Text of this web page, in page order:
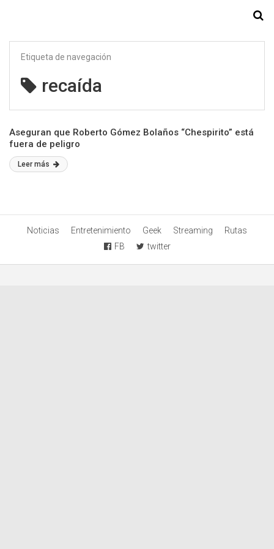
Etiqueta de navegación
recaída
Aseguran que Roberto Gómez Bolaños “Chespirito” está
fuera de peligro
Leer más
Noticias Entretenimiento Geek Streaming
Rutas
FB
twitter